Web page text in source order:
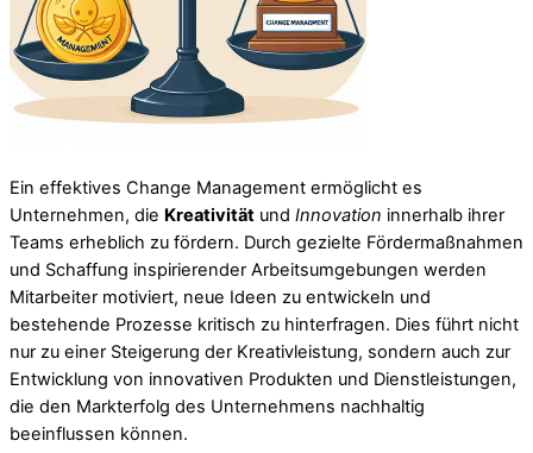
Ein effektives Change Management ermöglicht es
Unternehmen, die Kreativität und Innovation innerhalb ihrer
Teams erheblich zu fördern. Durch gezielte Fördermaßnahmen
und Schaffung inspirierender Arbeitsumgebungen werden
Mitarbeiter motiviert, neue Ideen zu entwickeln und
bestehende Prozesse kritisch zu hinterfragen. Dies führt nicht
nur zu einer Steigerung der Kreativleistung, sondern auch zur
Entwicklung von innovativen Produkten und Dienstleistungen,
die den Markterfolg des Unternehmens nachhaltig
beeinflussen können.